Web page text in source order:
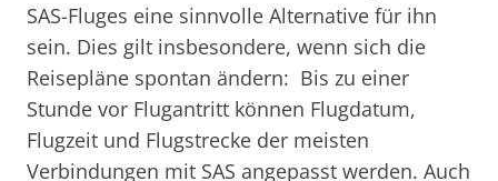
SAS-Fluges eine sinnvolle Alternative für ihn
sein. Dies gilt insbesondere, wenn sich die
Reisepläne spontan ändern: Bis zu einer
Stunde vor Flugantritt können Flugdatum,
Flugzeit und Flugstrecke der meisten
Verbindungen mit SAS angepasst werden. Auch